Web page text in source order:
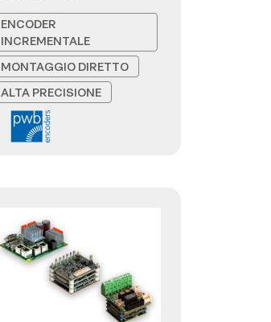
ENCODER
INCREMENTALE
MONTAGGIO DIRETTO
ALTA PRECISIONE